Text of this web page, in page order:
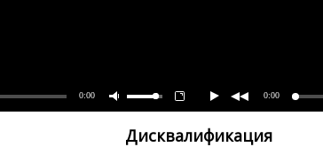
0:00 0:00
Дисквалификация